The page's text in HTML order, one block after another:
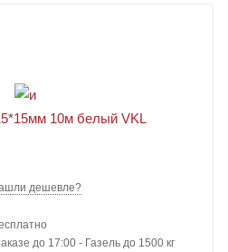
дешевле?
до 17:00 - Газель до 1500 кг